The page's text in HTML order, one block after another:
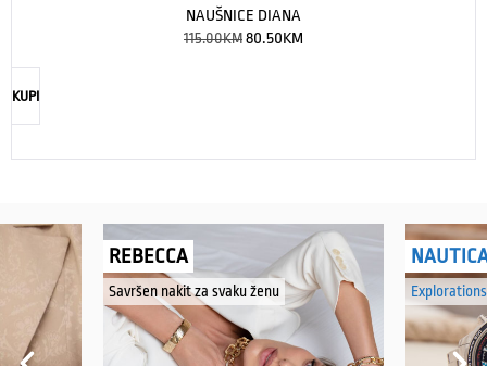
NAUŠNICE DIANA
115.00KM80.50KM
KUPI
REBECCA
Savršen nakit za svaku ženu